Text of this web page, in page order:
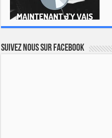
Suivez nous sur Facebook